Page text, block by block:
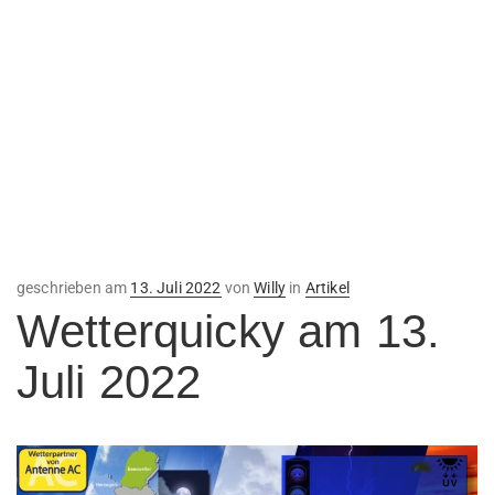
geschrieben am Veröffentlicht
13. Juli 2022 vonWilly in Artikel
Wetterquicky am 13.
Juli 2022